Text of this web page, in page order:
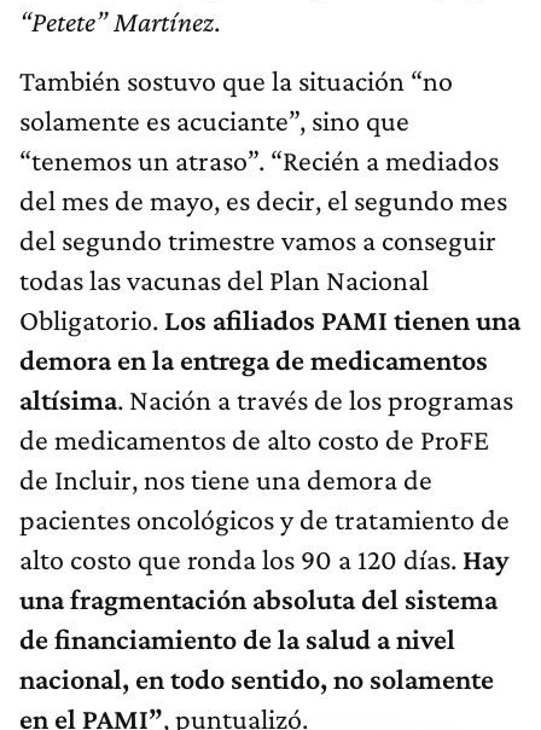
“Petete” Martínez.
También sostuvo que la situación “no
solamente es acuciante”, sino que
“tenemos un atraso”. “Recién a mediados
del mes de mayo, es decir, el segundo mes
del segundo trimestre vamos a conseguir
todas las vacunas del Plan Nacional
Obligatorio. Los afiliados PAMI tienen una
demora en la entrega de medicamentos
altísima. Nación a través de los programas
de medicamentos de alto costo de ProFE
de Incluir, nos tiene una demora de
pacientes oncológicos y de tratamiento de
alto costo que ronda los 90 a 120 días. Hay
una fragmentación absoluta del sistema
de financiamiento de la salud a nivel
nacional, en todo sentido, no solamente
en el PAMI”, puntualizó.